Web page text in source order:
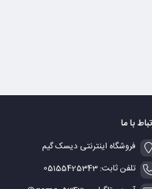
با ما
فروشگاه اینترنتی دیسک گیم
تلفن ثابت: 05155425343